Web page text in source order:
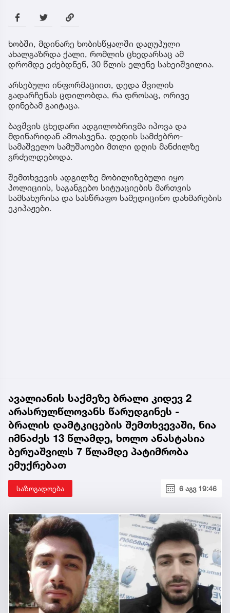
ხობში, მდინარე ხობისწყალში დაღუპული
ახალგაზრდა ქალი, რომლის ცხედარსაც ამ
დრომდე ეძებდნენ, 30 წლის ელენე სახეიშვილია.
არსებული ინფორმაციით, დედა შვილის
გადარჩენას ცდილობდა, რა დროსაც, ორივე
დინებამ გაიტაცა.
ბავშვის ცხედარი ადგილობრივმა იპოვა და
მდინარიდან ამოასვენა. დედის სამძებრო-
სამაშველო სამუშაოები მთლი დღის მანძილზე
გრძელდებოდა.
შემთხვევის ადგილზე მობილიზებული იყო
პოლიციის, საგანგებო სიტუაციების მართვის
სამსახურისა და სასწრაფო სამედიცინო დახმარების
ეკიპაჟები.
ავალიანის საქმეზე ბრალი კიდევ 2
არასრულწლოვანს წარუდგინეს -
ბრალის დამტკიცების შემთხვევაში, ნია
იმნაძეს 13 წლამდე, ხოლო ანასტასია
ბერუაშვილს 7 წლამდე პატიმრობა
ემუქრებათ
საზოგადოება 6 აგვ 19:46